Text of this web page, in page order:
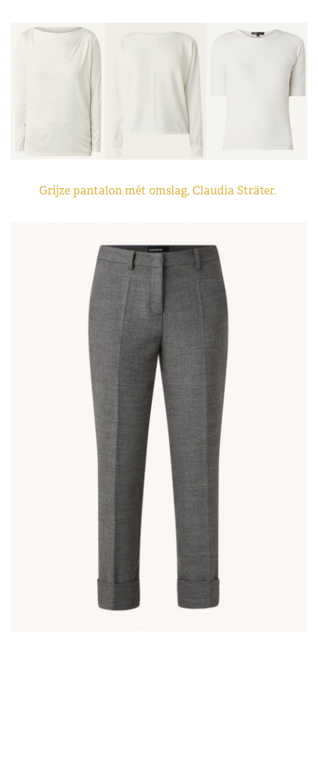
Grijze pantalon mét omslag, Claudia Sträter.